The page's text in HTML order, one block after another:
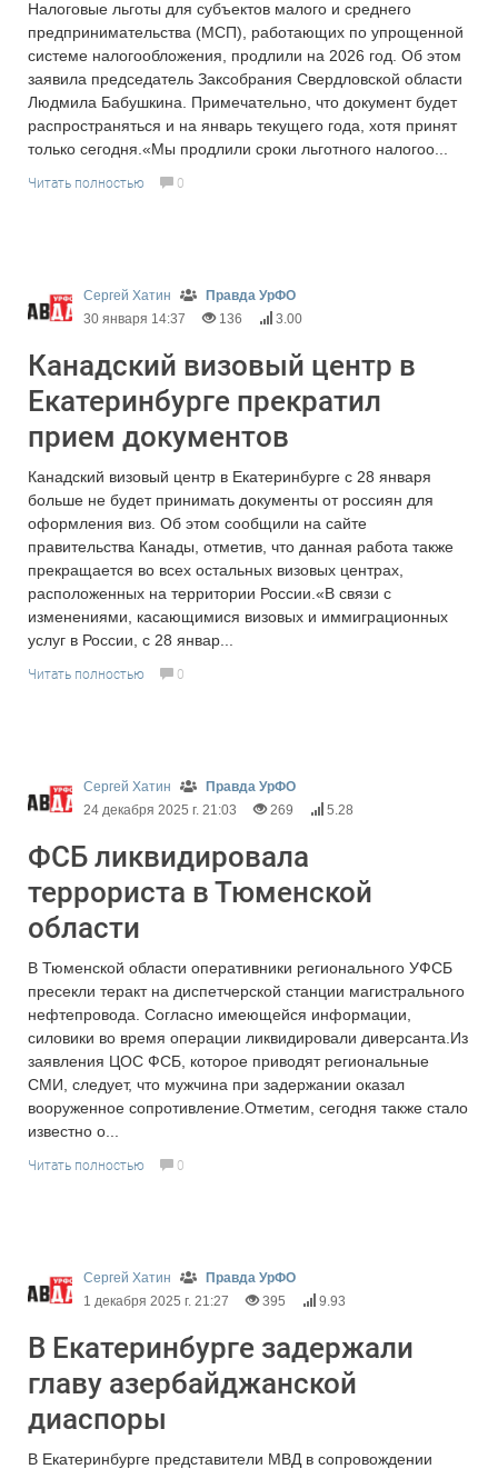
Налоговые льготы для субъектов малого и среднего
предпринимательства (МСП), работающих по упрощенной
системе налогообложения, продлили на 2026 год. Об этом
заявила председатель Заксобрания Свердловской области
Людмила Бабушкина. Примечательно, что документ будет
распространяться и на январь текущего года, хотя принят
только сегодня.«Мы продлили сроки льготного налогоо...
Читать полностью 0
Сергей Хатин
Правда УрФО
30 января 14:37
136 3.00
Канадский визовый центр в
Екатеринбурге прекратил
прием документов
Канадский визовый центр в Екатеринбурге с 28 января
больше не будет принимать документы от россиян для
оформления виз. Об этом сообщили на сайте
правительства Канады, отметив, что данная работа также
прекращается во всех остальных визовых центрах,
расположенных на территории России.«В связи с
изменениями, касающимися визовых и иммиграционных
услуг в России, с 28 январ...
Читать полностью 0
Сергей Хатин
Правда УрФО
24 декабря 2025 г. 21:03
269 5.28
ФСБ ликвидировала
террориста в Тюменской
области
В Тюменской области оперативники регионального УФСБ
пресекли теракт на диспетчерской станции магистрального
нефтепровода. Согласно имеющейся информации,
силовики во время операции ликвидировали диверсанта.Из
заявления ЦОС ФСБ, которое приводят региональные
СМИ, следует, что мужчина при задержании оказал
вооруженное сопротивление.Отметим, сегодня также стало
известно о...
Читать полностью 0
Сергей Хатин
Правда УрФО
1 декабря 2025 г. 21:27
395 9.93
В Екатеринбурге задержали
главу азербайджанской
диаспоры
В Екатеринбурге представители МВД в сопровождении